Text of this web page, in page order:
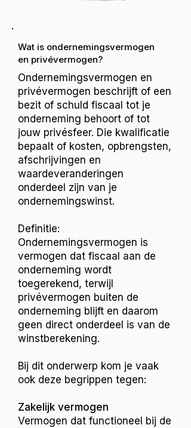
Wat is ondernemingsvermogen
en privévermogen?
Ondernemingsvermogen en
privévermogen beschrijft of een
bezit of schuld fiscaal tot je
onderneming behoort of tot
jouw privésfeer. Die kwalificatie
bepaalt of kosten, opbrengsten,
afschrijvingen en
waardeveranderingen
onderdeel zijn van je
ondernemingswinst.
Definitie:
Ondernemingsvermogen is
vermogen dat fiscaal aan de
onderneming wordt
toegerekend, terwijl
privévermogen buiten de
onderneming blijft en daarom
geen direct onderdeel is van de
winstberekening.
Bij dit onderwerp kom je vaak
ook deze begrippen tegen:
Zakelijk vermogen
Vermogen dat functioneel bij de